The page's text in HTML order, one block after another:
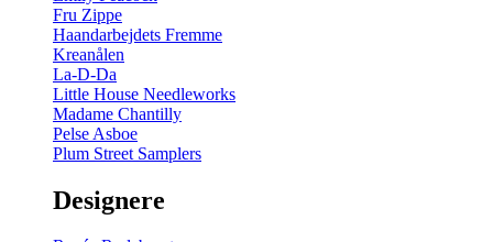
Fru Zippe
Haandarbejdets Fremme
Kreanålen
La-D-Da
Little House Needleworks
Madame Chantilly
Pelse Asboe
Plum Street Samplers
Designere